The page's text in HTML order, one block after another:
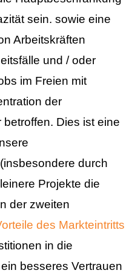
sein. sowie eine
Arbeitskräften
und / oder
im Freien mit
der
Dies ist eine
durch
Projekte die
der zweiten
des Markteintritts
in die
besseres Vertrauen